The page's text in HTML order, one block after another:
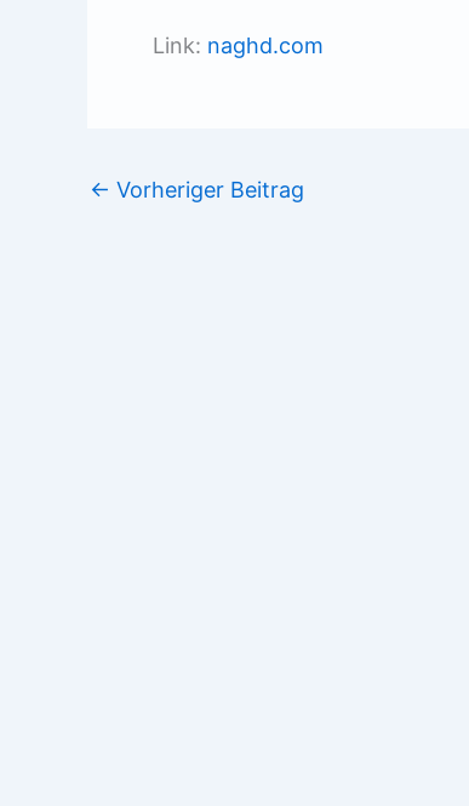
Link: naghd.com
← Vorheriger Beitrag